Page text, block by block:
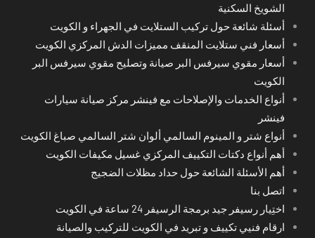
الشويخ السكنية
أسئلة شائعة حول تركيب الستلايت في الجهراء و الكويت
أسعار فني ستلايت المنقف مميزات الدش المركزي الكويت
أسعار مقوي سيرفس البر صيانة وتصليح مقوي سيرفس البر
الكويت
أنواع الخدمات والإصلاحات مع فينشر مركز صيانة سيارات
فينشر
أنواع شتر و المينوم السالمي ألوان شتر السالمي صباغ الكويت
أهم أنواع دكتات التكييف المركزي غسيل مكيفات الكويت
أهم الأسئلة الشائعة حول حداد مظلات الضجيج
اتصل بنا
اختِيار رسيفر جيد برمجة الرسيفر 24 ساعة في الكويت
ارقام فنيي تكييف و تبريد في الكويت للتركيب والصيانة